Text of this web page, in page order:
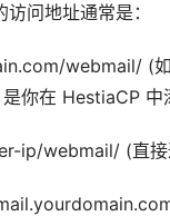
问地址通常是：
webmail/ (
你在 HestiaCP 中
ip/webmail/ (直接